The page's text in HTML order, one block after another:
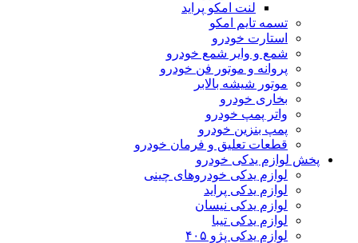
لنت امکو پراید
تسمه تایم امکو
استارت خودرو
شمع و وایر شمع خودرو
پروانه و موتور فن خودرو
موتور شیشه بالابر
بخاری خودرو
واتر پمپ خودرو
پمپ بنزین خودرو
قطعات تعلیق و فرمان خودرو
پخش لوازم یدکی خودرو
لوازم یدکی خودروهای چینی
لوازم یدکی پراید
لوازم یدکی نیسان
لوازم یدکی تیبا
لوازم یدکی پژو ۴۰۵